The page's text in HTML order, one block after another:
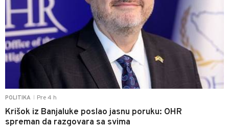
POLITIKA Pre 4 h
Krišok iz Banjaluke poslao jasnu poruku: OHR
spreman da razgovara sa svima